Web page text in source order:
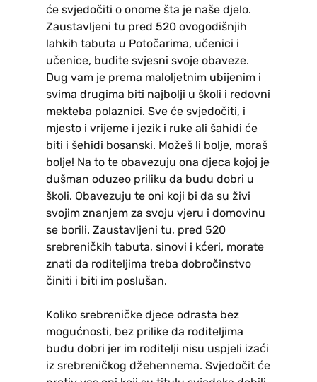
će svjedočiti o onome šta je naše djelo.
Zaustavljeni tu pred 520 ovogodišnjih
lahkih tabuta u Potočarima, učenici i
učenice, budite svjesni svoje obaveze.
Dug vam je prema maloljetnim ubijenim i
svima drugima biti najbolji u školi i redovni
mekteba polaznici. Sve će svjedočiti, i
mjesto i vrijeme i jezik i ruke ali šahidi će
biti i šehidi bosanski. Možeš li bolje, moraš
bolje! Na to te obavezuju ona djeca kojoj je
dušman oduzeo priliku da budu dobri u
školi. Obavezuju te oni koji bi da su živi
svojim znanjem za svoju vjeru i domovinu
se borili. Zaustavljeni tu, pred 520
srebreničkih tabuta, sinovi i kćeri, morate
znati da roditeljima treba dobročinstvo
činiti i biti im poslušan.
Koliko srebreničke djece odrasta bez
mogućnosti, bez prilike da roditeljima
budu dobri jer im roditelji nisu uspjeli izaći
iz srebreničkog džehennema. Svjedočit će